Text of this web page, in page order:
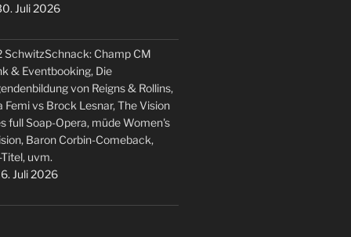
Juli 2026
SchwitzSchnack: Champ CM
& Eventbooking, Die
von Reigns & Rollins,
Femi vs Brock Lesnar, The Vision
full Soap-Opera, müde Women's
Baron Corbin-Comeback,
Titel, uvm.
Juli 2026